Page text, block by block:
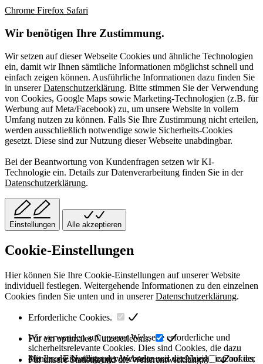
Chrome Firefox Safari
Wir benötigen Ihre Zustimmung.
Wir setzen auf dieser Webseite Cookies und ähnliche Technologien
ein, damit wir Ihnen sämtliche Informationen möglichst schnell und
einfach zeigen können. Ausführliche Informationen dazu finden Sie
in unsererDatenschutzerklärung. Bitte stimmen Sie der Verwendung
von Cookies, Google Maps sowie Marketing-Technologien (z.B. für
Werbung auf Meta/Facebook) zu, um unsere Website in vollem
Umfang nutzen zu können. Falls Sie Ihre Zustimmung nicht erteilen,
werden ausschließlich notwendige sowie Sicherheits-Cookies
gesetzt. Diese sind zur Nutzung dieser Webseite unabdingbar.
Bei der Beantwortung von Kundenfragen setzen wir KI-
Technologie ein. Details zur Datenverarbeitung finden Sie in der
Datenschutzerklärung.
Einstellungen Alle akzeptieren
Cookie-Einstellungen
Hier können Sie Ihre Cookie-Einstellungen auf unserer Website
individuell festlegen. Weitergehende Informationen zu den einzelnen
Cookies finden Sie unten und in unsererDatenschutzerklärung.
Erforderliche Cookies.
Wir verwenden auf unserer Webseite erforderliche und
sicherheitsrelevante Cookies. Dies sind Cookies, die dazu
dienen, die Nutzung der Webseite und die Navigation auf der
Für ein optimales Nutzererlebnis.
Mit Ihrer Einwilligung verwenden wir verschiedene Cookies,
Für unsere Statistik und die Weiterentwicklung.